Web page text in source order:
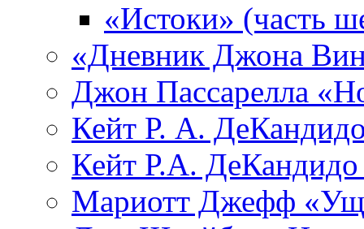
«Истоки» (часть
«Дневник Джона
Джон Пассарелла
Кейт Р. А.
Кейт Р.А.
Мариотт Джефф